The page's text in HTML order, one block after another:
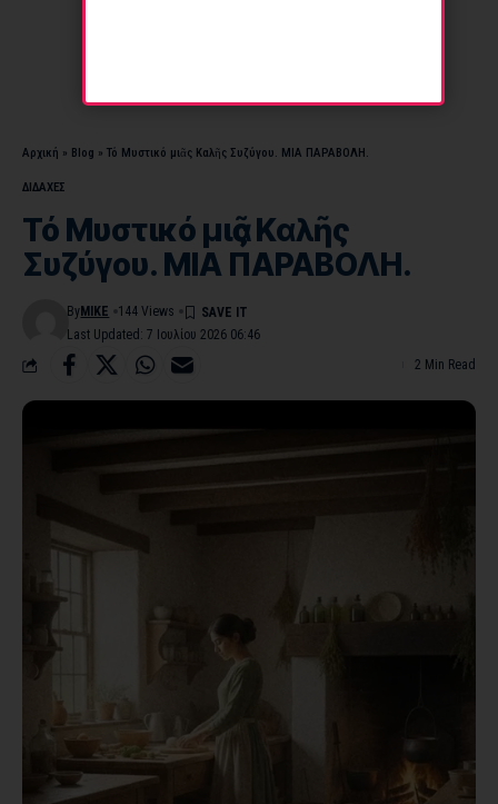
Αρχική » Blog » Τό Μυστικό μιᾶς Καλῆς Συζύγου. ΜΙΑ ΠΑΡΑΒΟΛΗ.
ΔΙΔΑΧΕΣ
Τό Μυστικό μιᾶς Καλῆς
Συζύγου. ΜΙΑ ΠΑΡΑΒΟΛΗ.
Last Updated: 7 Ιουλίου 2026 06:46
By MIKE 144 Views
2 Min Read